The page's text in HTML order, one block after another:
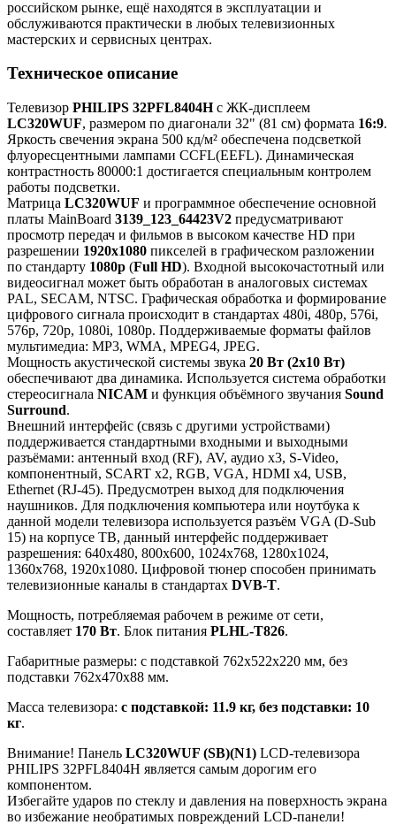
российском рынке, ещё находятся в эксплуатации и
обслуживаются практически в любых телевизионных
мастерских и сервисных центрах.
Техническое описание
Телевизор PHILIPS 32PFL8404Hс ЖК-дисплеем
LC320WUF, размером по диагонали 32" (81 см) формата 16:9.
Яркость свечения экрана 500 кд/м² обеспечена подсветкой
флуоресцентными лампами CCFL(EEFL). Динамическая
контрастность 80000:1 достигается специальным контролем
работы подсветки.
Матрица LC320WUF и программное обеспечение основной
платы MainBoard 3139_123_64423V2 предусматривают
просмотр передач и фильмов в высоком качестве HD при
разрешении 1920x1080 пикселей в графическом разложении
по стандарту 1080p (Full HD). Входной высокочастотный или
видеосигнал может быть обработан в аналоговых системах
PAL, SECAM, NTSC. Графическая обработка и формирование
цифрового сигнала происходит в стандартах 480i, 480p, 576i,
576p, 720p, 1080i, 1080p. Поддерживаемые форматы файлов
мультимедиа: MP3, WMA, MPEG4, JPEG.
Мощность акустической системы звука 20 Вт (2х10 Вт)
обеспечивают два динамика. Используется система обработки
стереосигнала NICAM и функция объёмного звучания Sound
Surround.
Внешний интерфейс (связь с другими устройствами)
поддерживается стандартными входными и выходными
разъёмами: антенный вход (RF), AV, аудио x3, S-Video,
компонентный, SCART x2, RGB, VGA, HDMI x4, USB,
Ethernet (RJ-45). Предусмотрен выход для подключения
наушников. Для подключения компьютера или ноутбука к
данной модели телевизора используется разъём VGA (D-Sub
15) на корпусе ТВ, данный интерфейс поддерживает
разрешения: 640x480, 800x600, 1024x768, 1280x1024,
1360x768, 1920x1080. Цифровой тюнер способен принимать
телевизионные каналы в стандартах DVB-T.
Мощность, потребляемая рабочем в режиме от сети,
составляет 170 Вт. Блок питания PLHL-T826.
Габаритные размеры: с подставкой 762x522x220 мм, без
подставки 762x470x88 мм.
Масса телевизора: с подставкой: 11.9 кг, без подставки: 10
кг.
Внимание! Панель LC320WUF (SB)(N1) LCD-телевизора
PHILIPS 32PFL8404H является самым дорогим его
компонентом.
Избегайте ударов по стеклу и давления на поверхность экрана
во избежание необратимых повреждений LCD-панели!